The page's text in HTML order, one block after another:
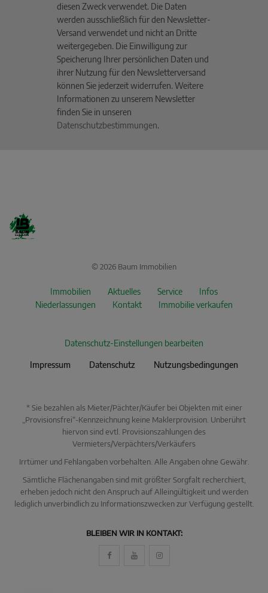
Beschreiben Sie kurz, was Sie suchen.
diesen Zweck verwendet. Die Daten
werden ausschließlich für den Newsletter-
Versand verwendet und nicht an Dritte
weitergegeben. Die Einwilligung zur
Speicherung Ihrer persönlichen Daten und
ihrer Nutzung für den Newsletterversand
können Sie jederzeit widerrufen. Weitere
Informationen zu unserem Newsletter
finden Sie in unseren
Datenschutzbestimmungen.
© 2026 Baum Immobilien
Immobilien Aktuelles Service
Infos
Niederlassungen
Kontakt Immobilie verkaufen
Datenschutz-Einstellungen bearbeiten
Impressum Datenschutz Nutzungsbedingungen
* Sie bezahlen als Mieter/Pächter/Käufer bei Objekten mit einer
„Provisionsfrei“-Kennzeichnung keine Maklerprovision. Unberührt
hiervon sind evtl. Provisionszahlungen des
Vermieters/Verpächters/Verkäufers
Irrtümer und Fehlangaben vorbehalten. Alle Angaben ohne Gewähr.
Sämtliche Flächenangaben sind mit größter Sorgfalt recherchiert,
erheben jedoch nicht den Anspruch auf Alleingültigkeit und werden
lediglich unverbindlich zu Informationszwecken zur Verfügung gestellt.
BLEIBEN WIR IN KONTAKT: